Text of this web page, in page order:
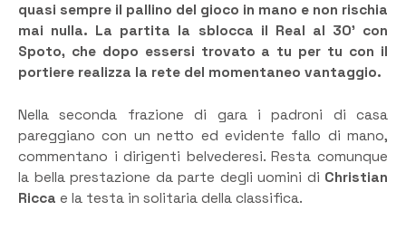
quasi sempre il pallino del gioco in mano e non rischia
mai nulla. La partita la sblocca il Real al 30’ con
Spoto, che dopo essersi trovato a tu per tu con il
portiere realizza la rete del momentaneo vantaggio.
Nella seconda frazione di gara i padroni di casa
pareggiano con un netto ed evidente fallo di mano,
commentano i dirigenti belvederesi. Resta comunque
la bella prestazione da parte degli uomini di Christian
Ricca e la testa in solitaria della classifica.